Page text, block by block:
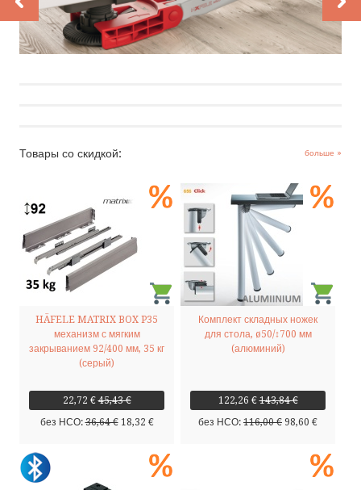
КАТАЛОГИ
НОВОСТИ
НАПИШИТЕ НАМ
SMS
FACEBOOK
by ShopRoller
Товары со скидкой: больше »
HÄFELE MATRIX BOX P35
механизм с мягким
закрыванием 92/400 мм, 35 кг
(серый)
22,72 € 45,43 €
без НСО:36,64 €18,32 €
Комплект складных ножек
для стола, ø50/↕700 мм
(алюминий)
122,26 € 143,84 €
без НСО: 116,00 € 98,60 €